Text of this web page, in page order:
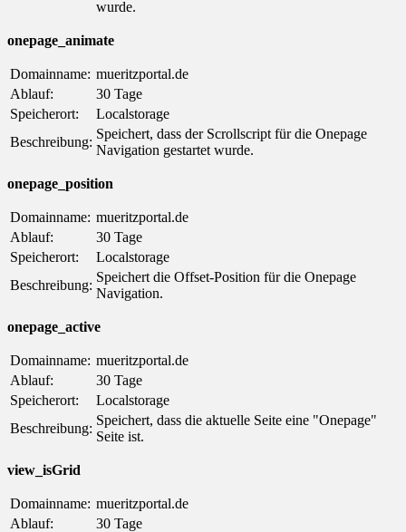
wurde.
onepage_animate
Domainname: mueritzportal.de
Ablauf:
30 Tage
Speicherort:
Localstorage
Beschreibung:
Speichert, dass der Scrollscript für die Onepage
Navigation gestartet wurde.
onepage_position
Domainname: mueritzportal.de
Ablauf:
30 Tage
Speicherort:
Localstorage
Beschreibung:
Speichert die Offset-Position für die Onepage
Navigation.
onepage_active
Domainname: mueritzportal.de
Ablauf:
30 Tage
Speicherort:
Localstorage
Beschreibung:
Speichert, dass die aktuelle Seite eine "Onepage"
Seite ist.
view_isGrid
Domainname: mueritzportal.de
Ablauf:
30 Tage